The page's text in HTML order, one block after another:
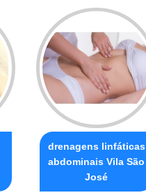
drenagens linfáticas
abdominais Vila São
José